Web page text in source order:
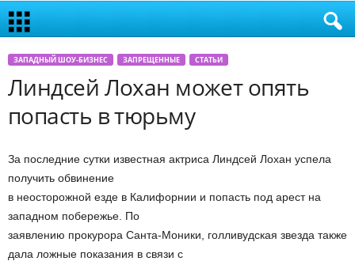
ЗАПАДНЫЙ ШОУ-БИЗНЕС ЗАПРЕЩЕННЫЕ СТАТЬИ
Линдсей Лохан может опять
попасть в тюрьму
За последние сутки известная актриса Линдсей Лохан успела
получить обвинение
в неосторожной езде в Калифорнии и попасть под арест на
западном побережье. По
заявлению прокурора Санта-Моники, голливудская звезда также
дала ложные показания в связи с